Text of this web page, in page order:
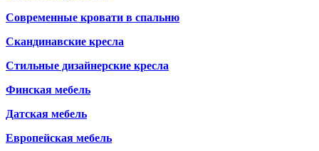
Современные кровати в спальню
Скандинавские кресла
Стильные дизайнерские кресла
Финская мебель
Датская мебель
Европейская мебель